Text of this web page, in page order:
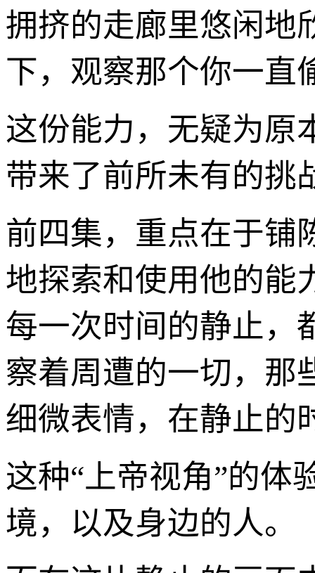
拥挤的走廊里悠闲
下，观察那个你一直
这份能力，无疑为原
带来了前所未有的挑
前四集，重点在于铺
地探索和使用他的能
每一次时间的静止，
察着周遭的一切，那
细微表情，在静止的
这种“上帝视角”的体
境，以及身边的人。